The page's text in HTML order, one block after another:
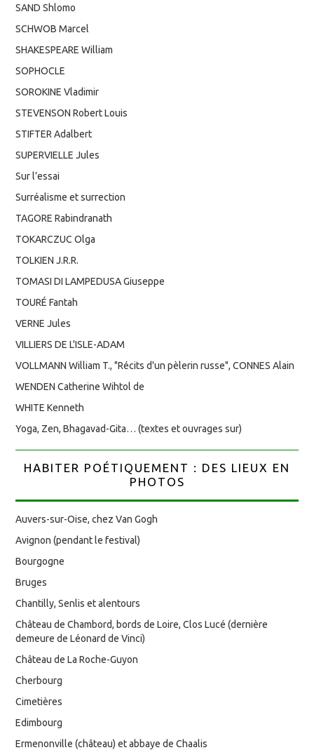
SAND Shlomo
SCHWOB Marcel
SHAKESPEARE William
SOPHOCLE
SOROKINE Vladimir
STEVENSON Robert Louis
STIFTER Adalbert
SUPERVIELLE Jules
Sur l’essai
Surréalisme et surrection
TAGORE Rabindranath
TOKARCZUC Olga
TOLKIEN J.R.R.
TOMASI DI LAMPEDUSA Giuseppe
TOURÉ Fantah
VERNE Jules
VILLIERS DE L'ISLE-ADAM
VOLLMANN William T., "Récits d'un pèlerin russe", CONNES Alain
WENDEN Catherine Wihtol de
WHITE Kenneth
Yoga, Zen, Bhagavad-Gita… (textes et ouvrages sur)
HABITER POÉTIQUEMENT : DES LIEUX EN
PHOTOS
Auvers-sur-Oise, chez Van Gogh
Avignon (pendant le festival)
Bourgogne
Bruges
Chantilly, Senlis et alentours
Château de Chambord, bords de Loire, Clos Lucé (dernière
demeure de Léonard de Vinci)
Château de La Roche-Guyon
Cherbourg
Cimetières
Edimbourg
Ermenonville (château) et abbaye de Chaalis